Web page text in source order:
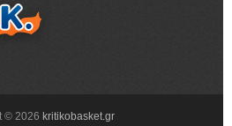
© 2026 kritikobasket.gr